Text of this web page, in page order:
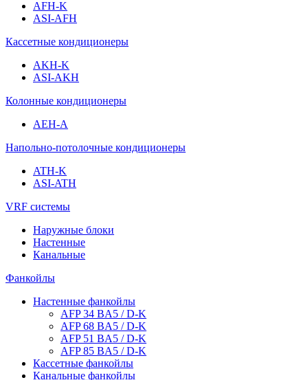
AFH-K
ASI-AFH
Кассетные кондиционеры
AKH-K
ASI-AKH
Колонные кондиционеры
AEH-A
Напольно-потолочные кондиционеры
ATH-K
ASI-ATH
VRF системы
Наружные блоки
Настенные
Канальные
Фанкойлы
Настенные фанкойлы
AFP 34 BA5 / D-K
AFP 68 BA5 / D-K
AFP 51 BA5 / D-K
AFP 85 BA5 / D-K
Кассетные фанкойлы
Канальные фанкойлы